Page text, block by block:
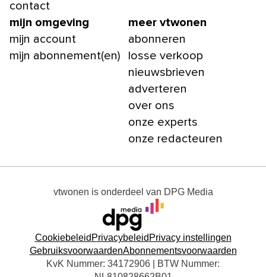
contact
mijn omgeving
mijn account
mijn abonnement(en)
meer vtwonen
abonneren
losse verkoop
nieuwsbrieven
adverteren
over ons
onze experts
onze redacteuren
vtwonen is onderdeel van DPG Media
Cookiebeleid Privacybeleid Privacy instellingen
GebruiksvoorwaardenAbonnementsvoorwaarden
KvK Nummer: 34172906 | BTW Nummer: